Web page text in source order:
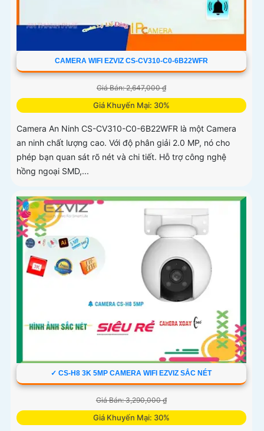
CAMERA WIFI EZVIZ CS-CV310-C0-6B22WFR
Giá Bán: 2,647,000 ₫
Giá Khuyến Mại: 30%
Camera An Ninh CS-CV310-C0-6B22WFR là một Camera
an ninh chất lượng cao. Với độ phân giải 2.0 MP, nó cho
phép bạn quan sát rõ nét và chi tiết. Hỗ trợ công nghệ
hồng ngoại SMD,...
✓ CS-H8 3K 5MP CAMERA WIFI EZVIZ SẮC NÉT
Giá Bán: 3,290,000 ₫
Giá Khuyến Mại: 30%